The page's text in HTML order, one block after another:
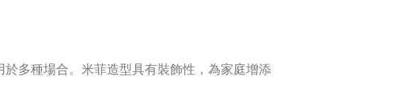
多種場合。米菲造型具有裝飾性，為家庭增添